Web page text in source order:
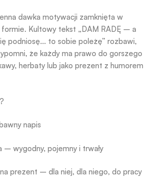
dawka motywacji zamknięta w
Kultowy tekst „DAM RADĘ – a
podniosę… to sobie poleżę” rozbawi,
że każdy ma prawo do gorszego
herbaty lub jako prezent z humorem
napis
– wygodny, pojemny i trwały
prezent – dla niej, dla niego, do pracy